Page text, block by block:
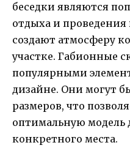
беседки являются
отдыха и
создают атмосферу
участке. Габионные
популярными
дизайне. Они могут
размеров, что
оптимальную модель
конкретного места.